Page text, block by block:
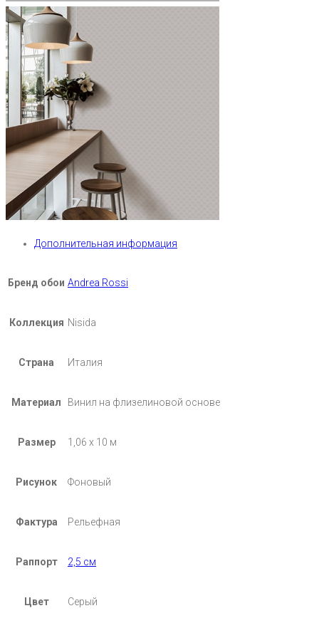
Дополнительная информация
Бренд обои Andrea Rossi
Коллекция Nisida
Страна Италия
Материал Винил на флизелиновой основе
Размер 1,06 х 10 м
Рисунок Фоновый
Фактура Рельефная
Раппорт 2,5 см
Цвет Серый